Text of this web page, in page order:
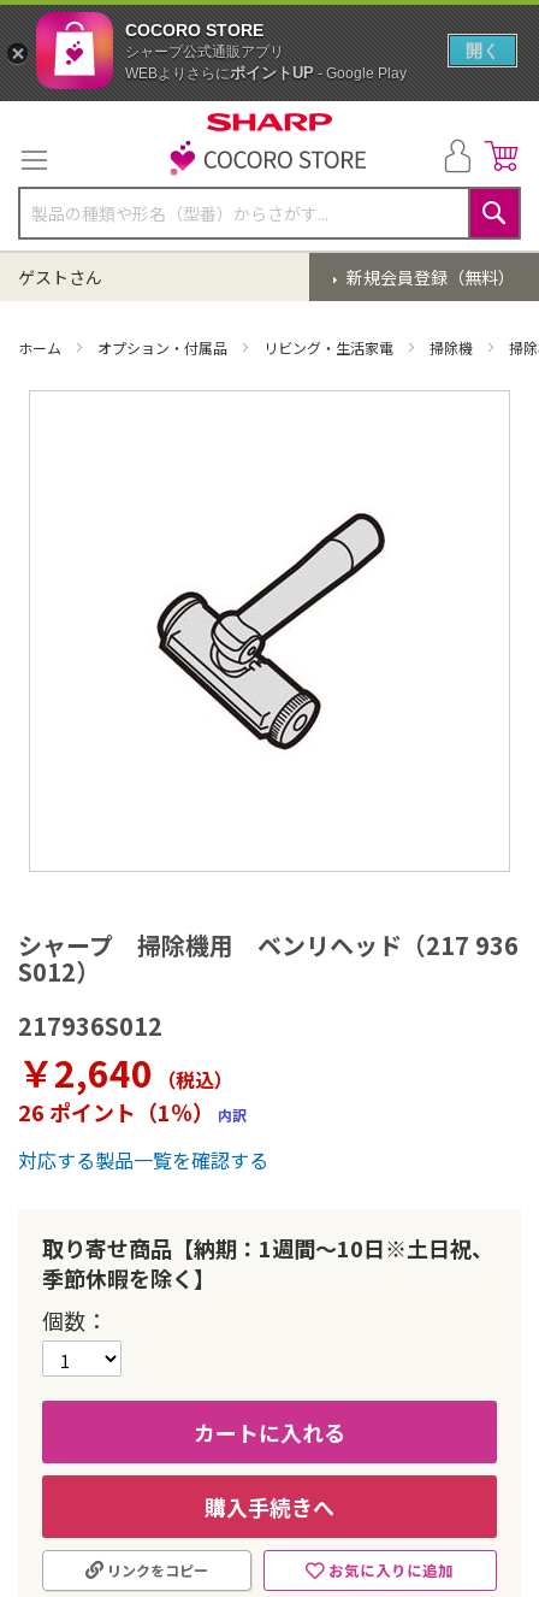
テ
ン
ツ
に
ス
キ
ッ
検
索
新規会員登録（無料）
ゲストさん
ホーム オプション・付属品 リビング・生活家電 掃除機 掃
シャープ 掃除機用 ベンリヘッド（217 936
S012）
217936S012
￥2,640 （税込）
26 ポイント（1％） 内訳
対応する製品一覧を確認する
取り寄せ商品【納期：1週間～10日※土日祝、
季節休暇を除く】
個数
カートに入れる
購入手続きへ
お気に入りに追加
リンクをコピー
メ
ー
ジ
ャ
リ
ー
の
最
初
動
す
る
COCORO STORE
シャープ公式通販アプリ
WEBよりさらにポイントUP- Google Play
開く